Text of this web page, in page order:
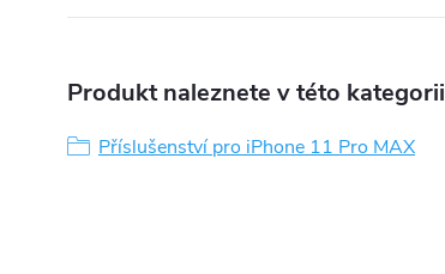
Produkt naleznete v této kategorii
Příslušenství pro iPhone 11 Pro MAX